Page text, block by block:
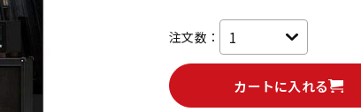
注文数：
カートに入れる